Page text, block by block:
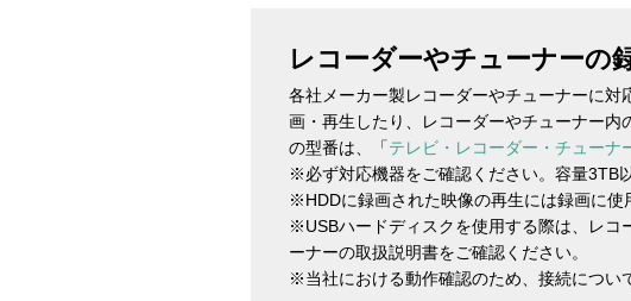
レコーダーやチューナーの
各社メーカー製レコーダーやチューナーに
画・再生したり、レコーダーやチューナー
の型番は、「テレビ・レコーダー・チューナ
※必ず対応機器をご確認ください。容量3TB
※HDDに録画された映像の再生には録画に使
※USBハードディスクを使用する際は、レコ
ーナーの取扱説明書をご確認ください。
※当社における動作確認のため、接続につい